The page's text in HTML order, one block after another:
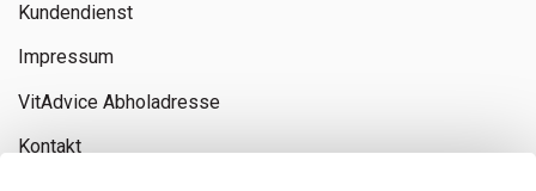
Kundendienst
Impressum
VitAdvice Abholadresse
Kontakt